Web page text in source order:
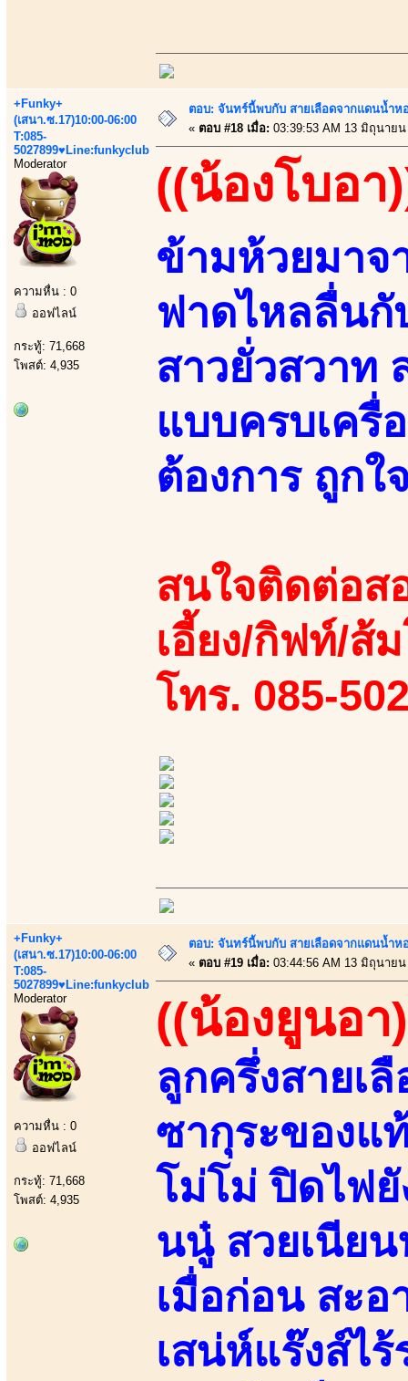
+Funky+
(เสนา.ซ.17)10:00-06:00
T:085-
5027899♥Line:funkyclub
Moderator
ความหื่น : 0
ออฟไลน์
กระทู้: 71,668
โพสต์: 4,935
ตอบ: จันทร์นี้พบกับ สายเลือดจากแดนน้ำ
« ตอบ #18 เมื่อ: 03:39:53 AM 13 มิถุนายน
((น้องโบอา
ข้ามห้วยมาจ
ฟาดไหลลื่นกั
สาวยั่วสวาท
แบบครบเครื่
ต้องการ ถูก
สนใจติดต่อส
เอี้ยง/กิฟท์/ส้
โทร. 085-
+Funky+
(เสนา.ซ.17)10:00-06:00
T:085-
5027899♥Line:funkyclub
Moderator
ความหื่น : 0
ออฟไลน์
กระทู้: 71,668
โพสต์: 4,935
ตอบ: จันทร์นี้พบกับ สายเลือดจากแดนน้ำ
« ตอบ #19 เมื่อ: 03:44:56 AM 13 มิถุนายน
((น้องยูนอา
ลูกครึ่งสายเ
ซากุระของแ
โม่โม่ ปิดไฟยั
นนู๋ สวยเนีย
เมื่อก่อน สะ
เสน่ห์แร๊งส์ไ